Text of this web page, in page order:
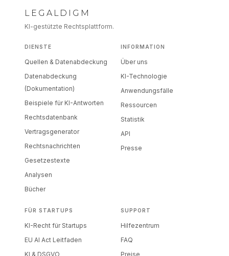
LEGALDIGM
KI-gestützte Rechtsplattform.
DIENSTE
Quellen & Datenabdeckung
Datenabdeckung
(Dokumentation)
Beispiele für KI-Antworten
Rechtsdatenbank
Vertragsgenerator
Rechtsnachrichten
Gesetzestexte
Analysen
Bücher
INFORMATION
Über uns
KI-Technologie
Anwendungsfälle
Ressourcen
Statistik
API
Presse
FÜR STARTUPS
KI-Recht für Startups
EU AI Act Leitfaden
KI & DSGVO
SUPPORT
Hilfezentrum
FAQ
Preise